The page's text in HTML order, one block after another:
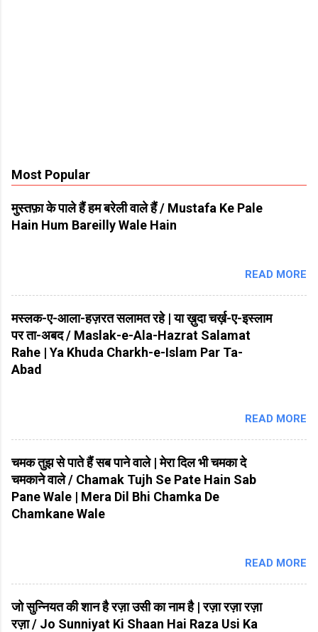
Most Popular
मुस्तफ़ा के पाले हैं हम बरेली वाले हैं / Mustafa Ke Pale
Hain Hum Bareilly Wale Hain
READ MORE
मस्लक-ए-आला-हज़रत सलामत रहे | या ख़ुदा चर्ख़-ए-इस्लाम
पर ता-अबद / Maslak-e-Ala-Hazrat Salamat
Rahe | Ya Khuda Charkh-e-Islam Par Ta-
Abad
READ MORE
चमक तुझ से पाते हैं सब पाने वाले | मेरा दिल भी चमका दे
चमकाने वाले / Chamak Tujh Se Pate Hain Sab
Pane Wale | Mera Dil Bhi Chamka De
Chamkane Wale
READ MORE
जो सुन्नियत की शान है रज़ा उसी का नाम है | रज़ा रज़ा रज़ा
रज़ा / Jo Sunniyat Ki Shaan Hai Raza Usi Ka